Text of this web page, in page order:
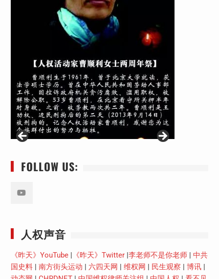
FOLLOW US:
人权声音
《昨天》YouTube| 《昨天》Twitter| 李老师不是你老师| 中共
国史料| 南方街头运动 六四天网 维权网 民生观察 博讯|